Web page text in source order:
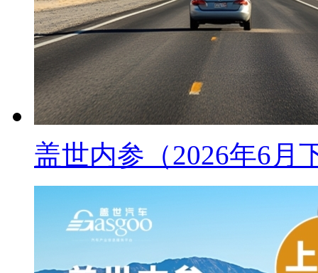
盖世内参（2026年6月